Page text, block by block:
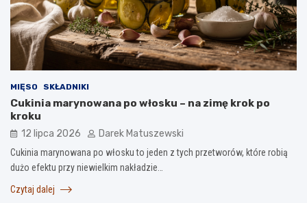
MIĘSO SKŁADNIKI
Cukinia marynowana po włosku – na zimę krok po
kroku
12 lipca 2026 Darek Matuszewski
Cukinia marynowana po włosku to jeden z tych przetworów, które robią
dużo efektu przy niewielkim nakładzie…
Czytaj dalej